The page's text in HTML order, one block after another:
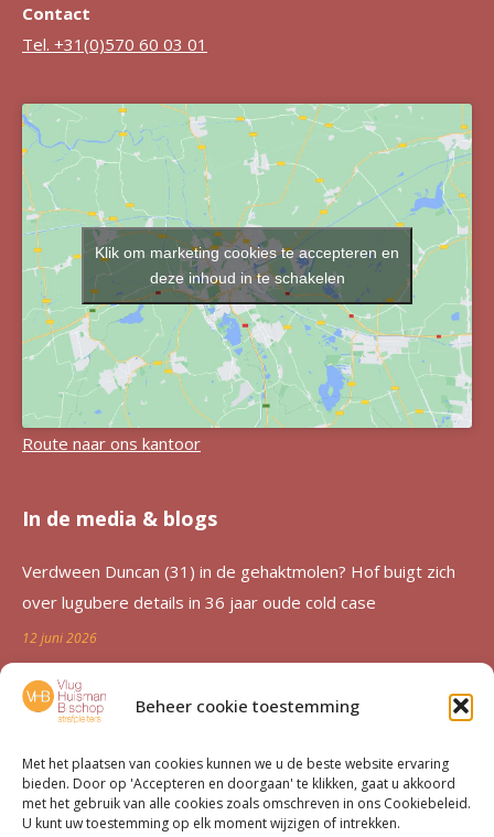
Beheer cookie toestemming
Met het plaatsen van cookies kunnen we u de beste website ervaring
bieden. Door op 'Accepteren en doorgaan' te klikken, gaat u akkoord
met het gebruik van alle cookies zoals omschreven in ons Cookiebeleid.
U kunt uw toestemming op elk moment wijzigen of intrekken.
Contact
Tel. +31(0)570 60 03 01
Klik om marketing cookies te accepteren en
deze inhoud in te schakelen
Route naar ons kantoor
In de media & blogs
Verdween Duncan (31) in de gehaktmolen? Hof buigt zich
over lugubere details in 36 jaar oude cold case
12 juni 2026
Zutphen al 36 jaar in de ban van verdwijning Duncan
Zwakke: ‘Een etterende wond voor de familie’
Advocatenechtpaar Knoops bestraft door tuchtrechter om
excessief declareren